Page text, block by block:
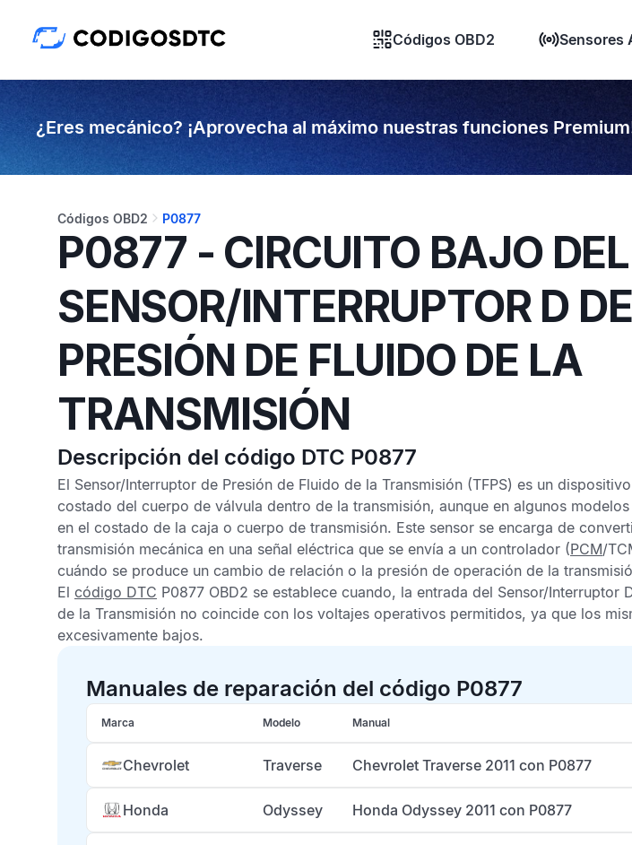
Códigos OBD2 Sensores
¿Eres mecánico? ¡Aprovecha al máximo nuestras funciones
Códigos OBD2 P0877
P0877 - CIRCUITO BAJO DEL
SENSOR/INTERRUPTOR D DE
PRESIÓN DE FLUIDO DE LA
TRANSMISIÓN
Descripción del código DTC P0877
El Sensor/Interruptor de Presión de Fluido de la Transmisión (TFPS) es un
costado del cuerpo de válvula dentro de la transmisión, aunque en algunos
en el costado de la caja o cuerpo de transmisión. Este sensor se encarga de
transmisión mecánica en una señal eléctrica que se envía a un controlador (PCM/
cuándo se produce un cambio de relación o la presión de operación de la
El código DTC P0877 OBD2 se establece cuando, la entrada del Sensor/Interruptor
de la Transmisión no coincide con los voltajes operativos permitidos, ya que los
excesivamente bajos.
Manuales de reparación del código P0877
Marca Modelo Manual
Chevrolet Traverse Chevrolet Traverse 2011 con P0877
Honda Odyssey Honda Odyssey 2011 con P0877